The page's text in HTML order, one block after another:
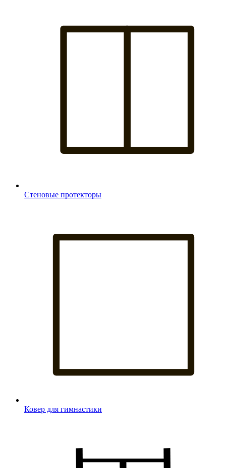
Стеновые протекторы
Ковер для гимнастики